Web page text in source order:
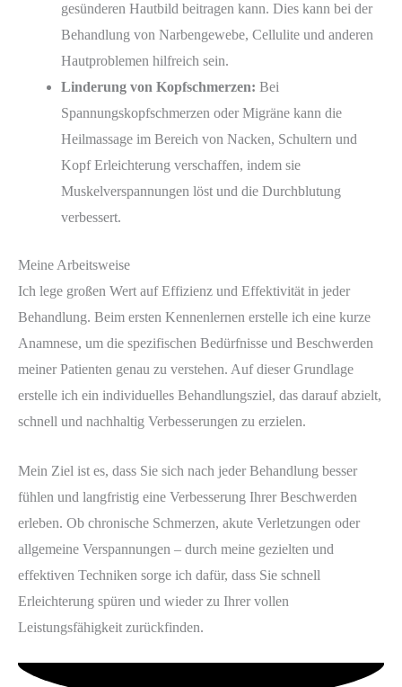
gesünderen Hautbild beitragen kann. Dies kann bei der
Behandlung von Narbengewebe, Cellulite und anderen
Hautproblemen hilfreich sein.
Linderung von Kopfschmerzen: Bei
Spannungskopfschmerzen oder Migräne kann die
Heilmassage im Bereich von Nacken, Schultern und
Kopf Erleichterung verschaffen, indem sie
Muskelverspannungen löst und die Durchblutung
verbessert.
Meine Arbeitsweise
Ich lege großen Wert auf Effizienz und Effektivität in jeder
Behandlung. Beim ersten Kennenlernen erstelle ich eine kurze
Anamnese, um die spezifischen Bedürfnisse und Beschwerden
meiner Patienten genau zu verstehen. Auf dieser Grundlage
erstelle ich ein individuelles Behandlungsziel, das darauf abzielt,
schnell und nachhaltig Verbesserungen zu erzielen.
Mein Ziel ist es, dass Sie sich nach jeder Behandlung besser
fühlen und langfristig eine Verbesserung Ihrer Beschwerden
erleben. Ob chronische Schmerzen, akute Verletzungen oder
allgemeine Verspannungen – durch meine gezielten und
effektiven Techniken sorge ich dafür, dass Sie schnell
Erleichterung spüren und wieder zu Ihrer vollen
Leistungsfähigkeit zurückfinden.